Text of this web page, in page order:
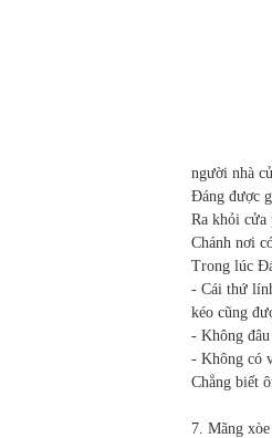
người nhà
Đáng được
Ra khỏi
Chánh nơi
Trong lúc
- Cái thứ
kéo cũng
- Không
- Không có
Chẳng biết
7. Mãng